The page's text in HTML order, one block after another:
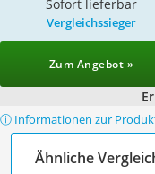
Sofort lieferbar
Vergleichssieger
Zum Angebot »
ⓘ Informationen zur
Ähnliche